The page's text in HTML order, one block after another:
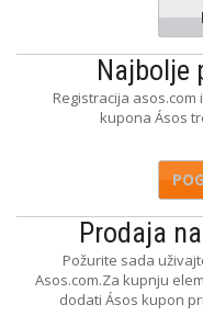
Najbolje
Registracija
kupona Ásos
Prodaja
Požurite sada
Asos.com.Za kupnju
dodati Ásos kupon